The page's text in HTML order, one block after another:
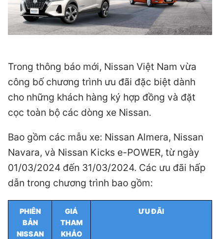
Trong thông báo mới, Nissan Việt Nam vừa
công bố chương trình ưu đãi đặc biệt dành
cho những khách hàng ký hợp đồng và đặt
cọc toàn bộ các dòng xe Nissan.
Bao gồm các mẫu xe: Nissan Almera, Nissan
Navara, và Nissan Kicks e-POWER, từ ngày
01/03/2024 đến 31/03/2024. Các ưu đãi hấp
dẫn trong chương trình bao gồm:
PHIÊN
BẢN
NISSAN
GIÁ
THAM
KHẢO
ƯU ĐÃI